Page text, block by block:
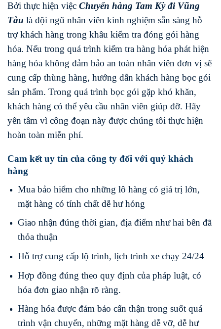
Bởi thực hiện việc Chuyển hàng Tam Kỳđi Vũng
Tàu là đội ngũ nhân viên kinh nghiệm sẵn sàng hỗ
trợ khách hàng trong khâu kiểm tra đóng gói hàng
hóa. Nếu trong quá trình kiểm tra hàng hóa phát hiện
hàng hóa không đảm bảo an toàn nhân viên đơn vị sẽ
cung cấp thùng hàng, hướng dẫn khách hàng bọc gói
sản phẩm. Trong quá trình bọc gói gặp khó khăn,
khách hàng có thể yêu cầu nhân viên giúp đỡ. Hãy
yên tâm vì công đoạn này được chúng tôi thực hiện
hoàn toàn miễn phí.
Cam kết uy tín của công ty đối với quý khách
hàng
Mua bảo hiểm cho những lô hàng có giá trị lớn,
mặt hàng có tính chất dễ hư hỏng
Giao nhận đúng thời gian, địa điểm như hai bên đã
thỏa thuận
Hỗ trợ cung cấp lộ trình, lịch trình xe chạy 24/24
Hợp đồng đúng theo quy định của pháp luật, có
hóa đơn giao nhận rõ ràng.
Hàng hóa được đảm bảo cẩn thận trong suốt quá
trình vận chuyển, những mặt hàng dễ vỡ, dễ hư